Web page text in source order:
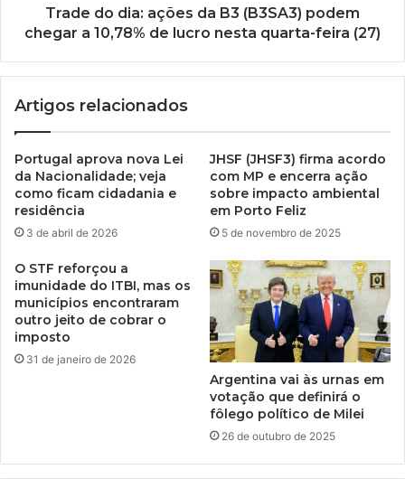
Trade do dia: ações da B3 (B3SA3) podem
chegar a 10,78% de lucro nesta quarta-feira (27)
Artigos relacionados
Portugal aprova nova Lei
da Nacionalidade; veja
como ficam cidadania e
residência
3 de abril de 2026
JHSF (JHSF3) firma acordo
com MP e encerra ação
sobre impacto ambiental
em Porto Feliz
5 de novembro de 2025
O STF reforçou a
imunidade do ITBI, mas os
municípios encontraram
outro jeito de cobrar o
imposto
31 de janeiro de 2026
Argentina vai às urnas em
votação que definirá o
fôlego político de Milei
26 de outubro de 2025